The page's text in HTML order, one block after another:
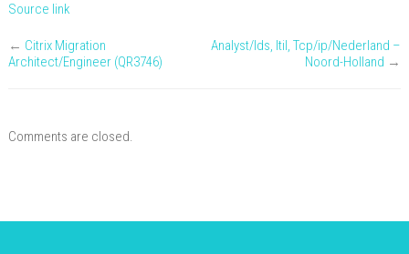
Source link
← Citrix Migration
Architect/Engineer (QR3746)
Analyst/Ids, Itil, Tcp/ip/Nederland –
Noord-Holland →
Comments are closed.